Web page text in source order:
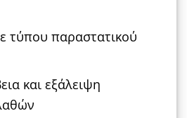
τύπου παραστατικού
και εξάλειψη